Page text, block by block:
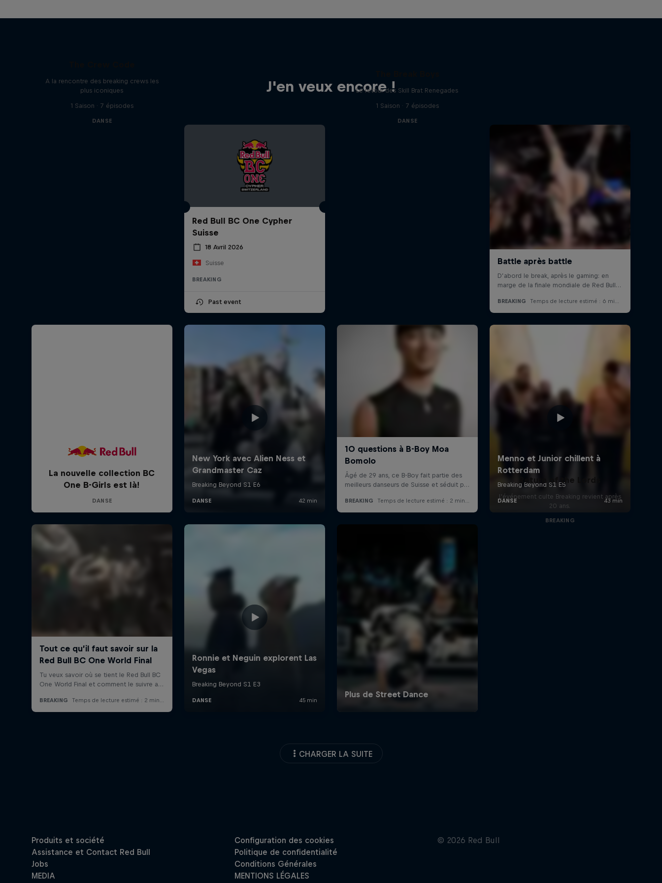
J'en veux encore !
A la rencontre des breaking crews les
plus iconiques
1 Saison · 7 épisodes
DANSE
Red Bull BC One Cypher
Suisse
18 Avril 2026
Suisse
BREAKING
Past event
Le retour des Skill Brat Renegades
1 Saison · 7 épisodes
DANSE
La nouvelle collection BC
One B-Girls est là!
DANSE
Return of the Lords
L'événement culte Breaking revient après
20 ans.
BREAKING
CHARGER LA SUITE